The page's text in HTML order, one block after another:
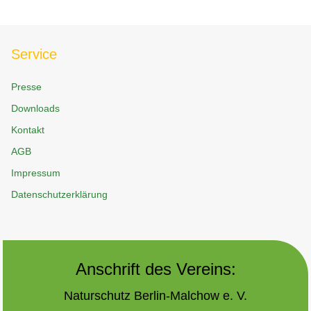
Service
Presse
Downloads
Kontakt
AGB
Impressum
Datenschutzerklärung
Anschrift des Vereins:
Naturschutz Berlin-Malchow e. V.